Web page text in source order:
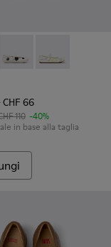
in Nabuck e pelle
in nabuck
K800486-007 -
Twins - K800486-
Twins -
66
110 -40%
in base alla taglia